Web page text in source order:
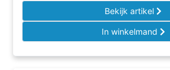
Bekijk artikel
In winkelmand